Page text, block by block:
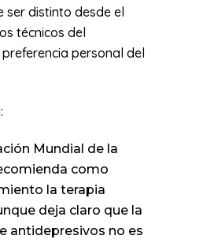
ser distinto desde el
técnicos del
personal del
Mundial de la
como
la terapia
deja claro que la
antidepresivos no es